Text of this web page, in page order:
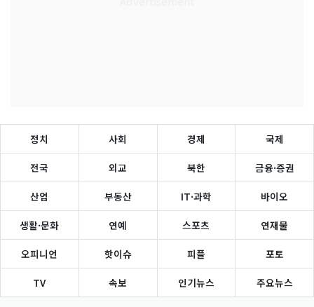
정치 사회 경제 국제
전국 외교 북한 금융·증권
산업 부동산 IT·과학 바이오
생활·문화 연예 스포츠 연재물
오피니언 핫이슈 피플 포토
TV 속보 인기뉴스 주요뉴스